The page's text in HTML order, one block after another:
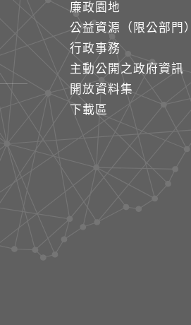
廉政園地
公益資源（限公部門）
行政事務
主動公開之政府資訊
開放資料集
下載區